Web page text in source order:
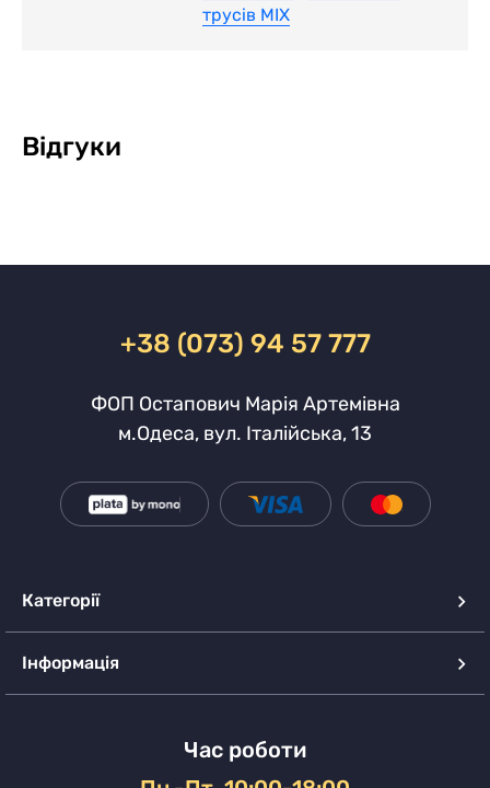
трусів MIX
Відгуки
+38 (073) 94 57 777
ФОП Остапович Марія Артемівна
м.Одеса, вул. Італійська, 13
Категорії
Інформація
Час роботи